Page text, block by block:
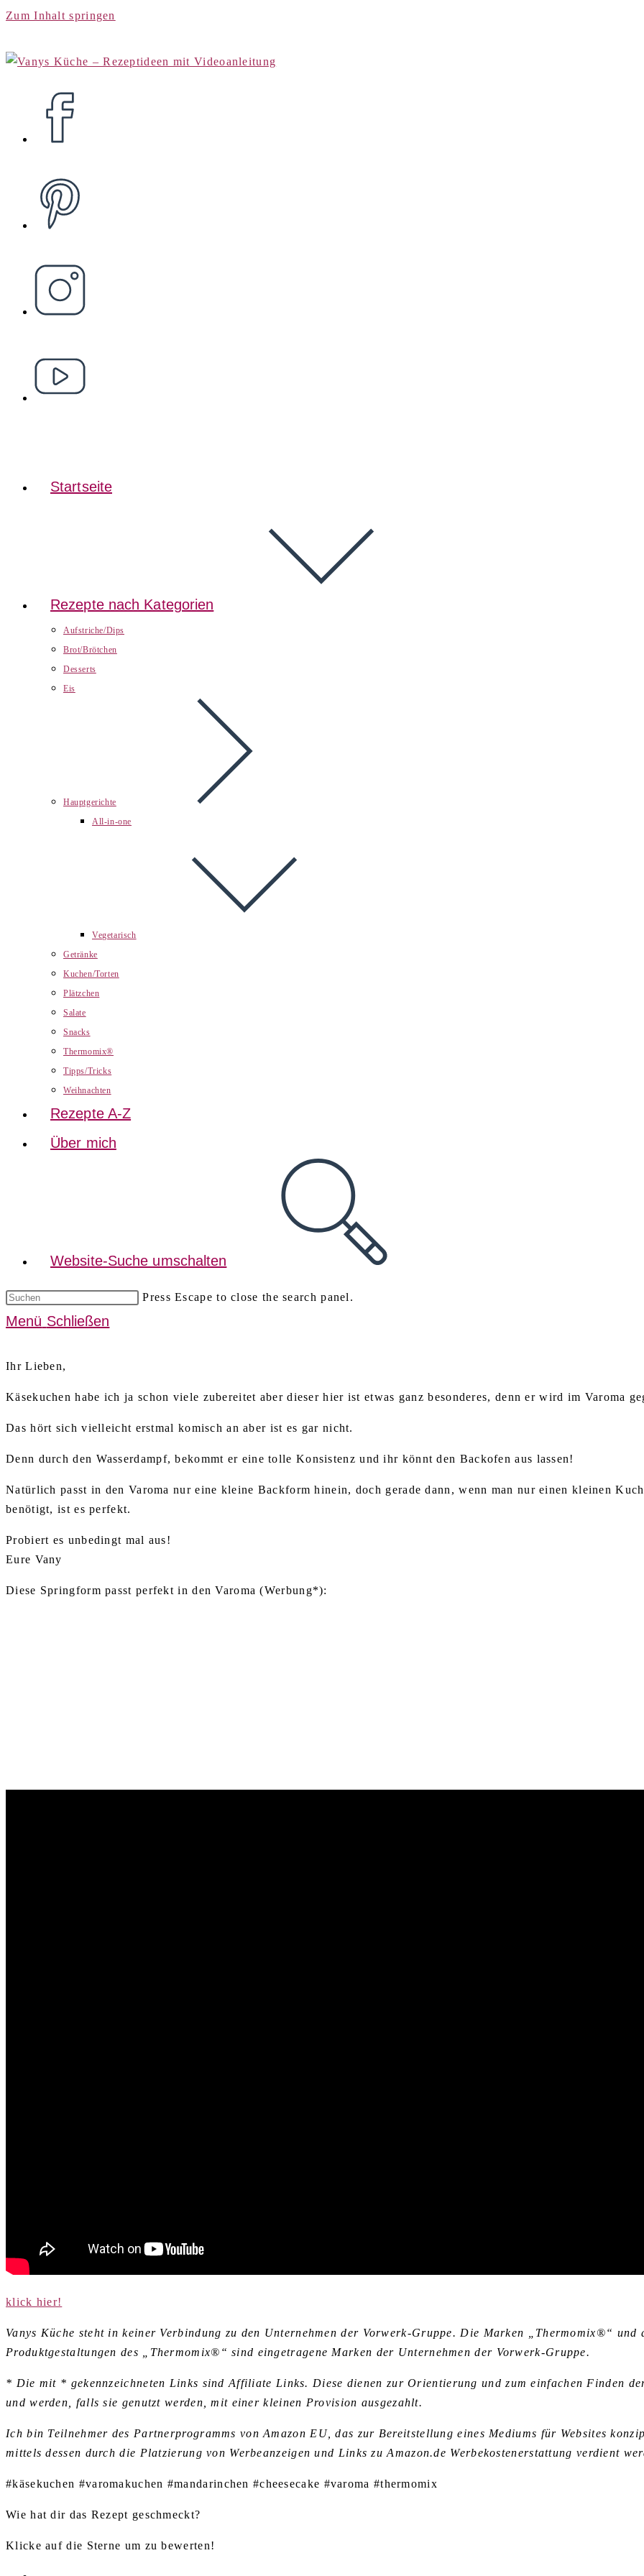
Zum Inhalt springen
Startseite
Rezepte nach Kategorien
Aufstriche/Dips
Brot/Brötchen
Desserts
Eis
Hauptgerichte
All-in-one
Vegetarisch
Getränke
Kuchen/Torten
Plätzchen
Salate
Snacks
Thermomix®
Tipps/Tricks
Weihnachten
Rezepte A-Z
Über mich
Website-Suche umschalten
Press Escape to close the search panel.
Menü Schließen
Ihr Lieben,
Käsekuchen habe ich ja schon viele zubereitet aber dieser hier ist etwas ganz besonderes, denn er wird im Varoma
Das hört sich vielleicht erstmal komisch an aber ist es gar nicht.
Denn durch den Wasserdampf, bekommt er eine tolle Konsistenz und ihr könnt den Backofen aus lassen!
Natürlich passt in den Varoma nur eine kleine Backform hinein, doch gerade dann, wenn man nur einen kleinen
benötigt, ist es perfekt.
Probiert es unbedingt mal aus!
Eure Vany
Diese Springform passt perfekt in den Varoma (Werbung*):
klick hier!
Vanys Küche steht in keiner Verbindung zu den Unternehmen der Vorwerk-Gruppe. Die Marken „Thermomix®“ und
Produktgestaltungen des „Thermomix®“ sind eingetragene Marken der Unternehmen der Vorwerk-Gruppe.
* Die mit * gekennzeichneten Links sind Affiliate Links. Diese dienen zur Orientierung und zum einfachen Finden
und werden, falls sie genutzt werden, mit einer kleinen Provision ausgezahlt.
Ich bin Teilnehmer des Partnerprogramms von Amazon EU, das zur Bereitstellung eines Mediums für Websites
mittels dessen durch die Platzierung von Werbeanzeigen und Links zu Amazon.de Werbekostenerstattung verdient
#käsekuchen #varomakuchen #mandarinchen #cheesecake #varoma #thermomix
Wie hat dir das Rezept geschmeckt?
Klicke auf die Sterne um zu bewerten!